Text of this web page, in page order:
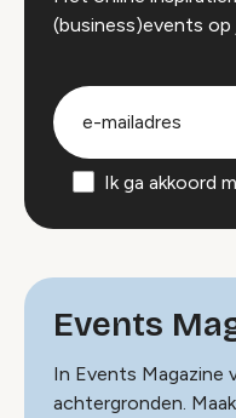
(business)events
groep
Ik ga akkoord
Events
In Events Magazine
achtergronden.